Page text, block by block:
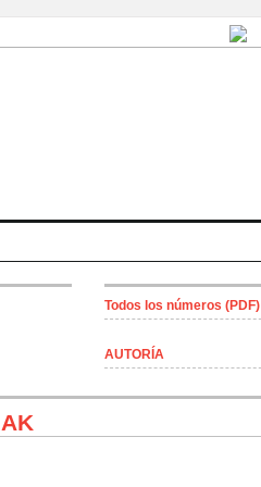
Todos los números (PDF)
AUTORÍA